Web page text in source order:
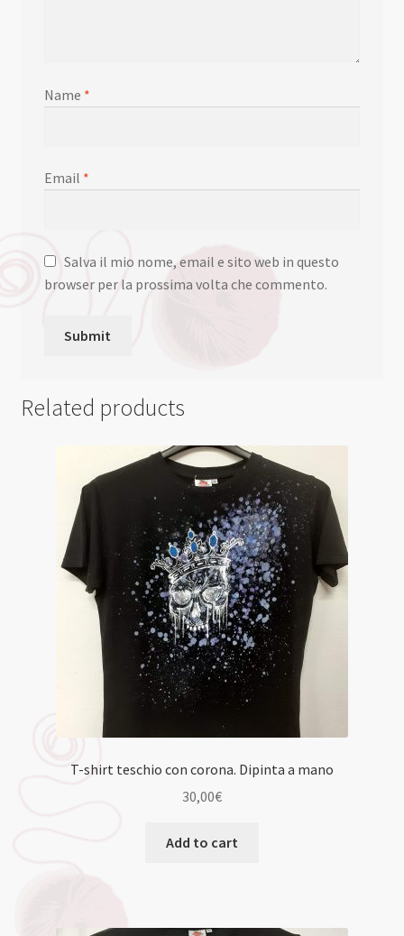
Name *
Email *
Salva il mio nome, email e sito web in questo
browser per la prossima volta che commento.
Related products
T-shirt teschio con corona. Dipinta a mano
30,00€
Add to cart